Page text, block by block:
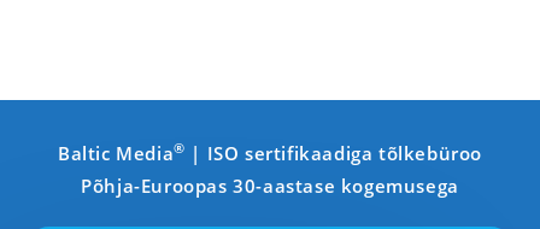
Baltic Media® | ISO sertifikaadiga tõlkebüroo
Põhja-Euroopas 30-aastase kogemusega